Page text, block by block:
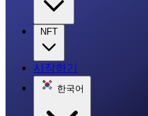
NFT
시작하기
한국어